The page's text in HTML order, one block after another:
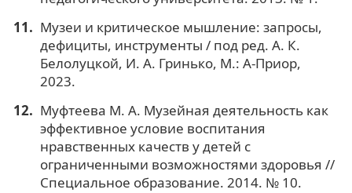
Музеи и критическое мышление: запросы,
дефициты, инструменты / под ред. А. К.
Белолуцкой, И. А. Гринько, М.: А-Приор,
2023.
Муфтеева М. А. Музейная деятельность как
эффективное условие воспитания
нравственных качеств у детей с
ограниченными возможностями здоровья //
Специальное образование. 2014. № 10.